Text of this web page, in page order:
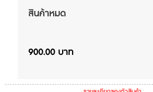
สินค้าหมด
900.00 บาท